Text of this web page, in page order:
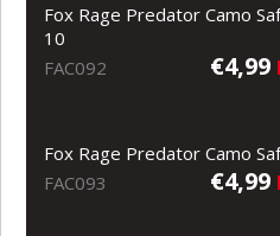
Fox Rage Predator Camo
10
FAC092
€4,99
Fox Rage Predator Camo
FAC093
€4,99